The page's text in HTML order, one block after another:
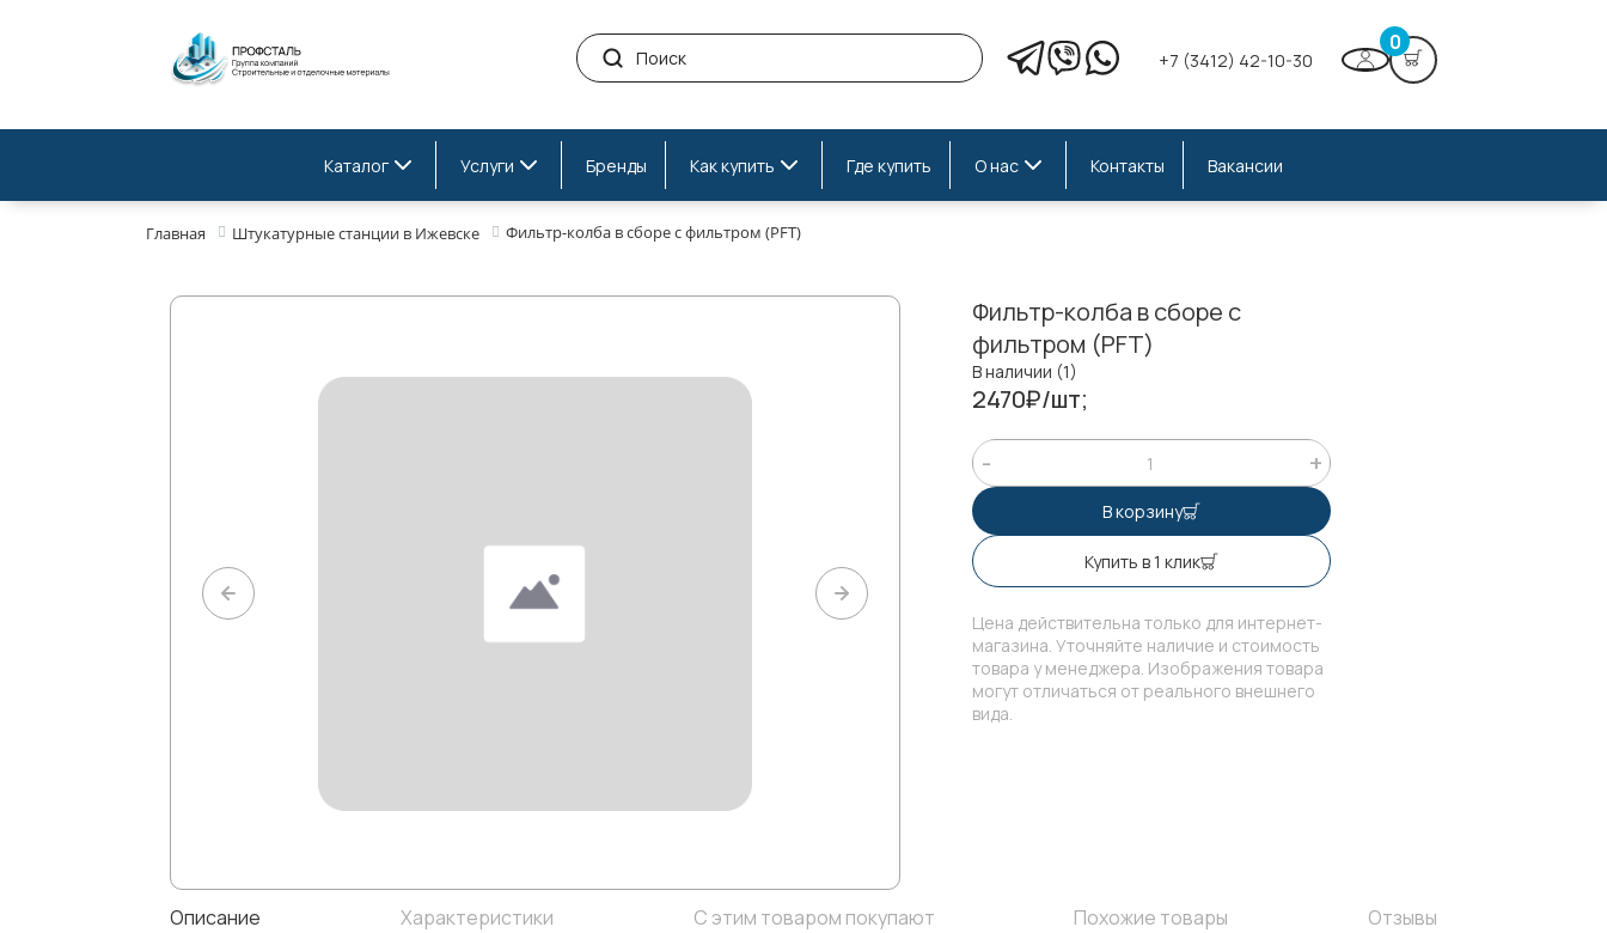
+7 (3412) 42-10-30
0
Каталог Услуги Бренды Как купить Где купить О нас Контакты Вакансии
Главная Штукатурные станции в Ижевске Фильтр-колба в сборе с фильтром (PFT)
Фильтр-колба в сборе с
фильтром (PFT)
В наличии (1)
2470₽/шт;
В корзину
Купить в 1 клик
Цена действительна только для интернет-
магазина. Уточняйте наличие и стоимость
товара у менеджера. Изображения товара
могут отличаться от реального внешнего
вида.
Описание Характеристики С этим товаром покупают Похожие товары Отзывы